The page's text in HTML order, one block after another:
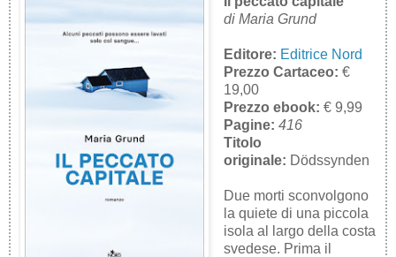
di Maria Grund
Editore: Editrice Nord
Prezzo Cartaceo: €
19,00
Prezzo ebook: € 9,99
Pagine: 416
Titolo
originale: Dödssynden
Due morti sconvolgono
la quiete di una piccola
isola al largo della costa
svedese. Prima il